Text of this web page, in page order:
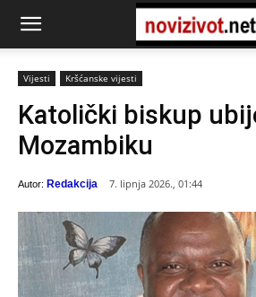
Vijesti Kršćanske vijesti
Katolički biskup
Mozambiku
Autor: Redakcija 7. lipnja 2026., 01:44